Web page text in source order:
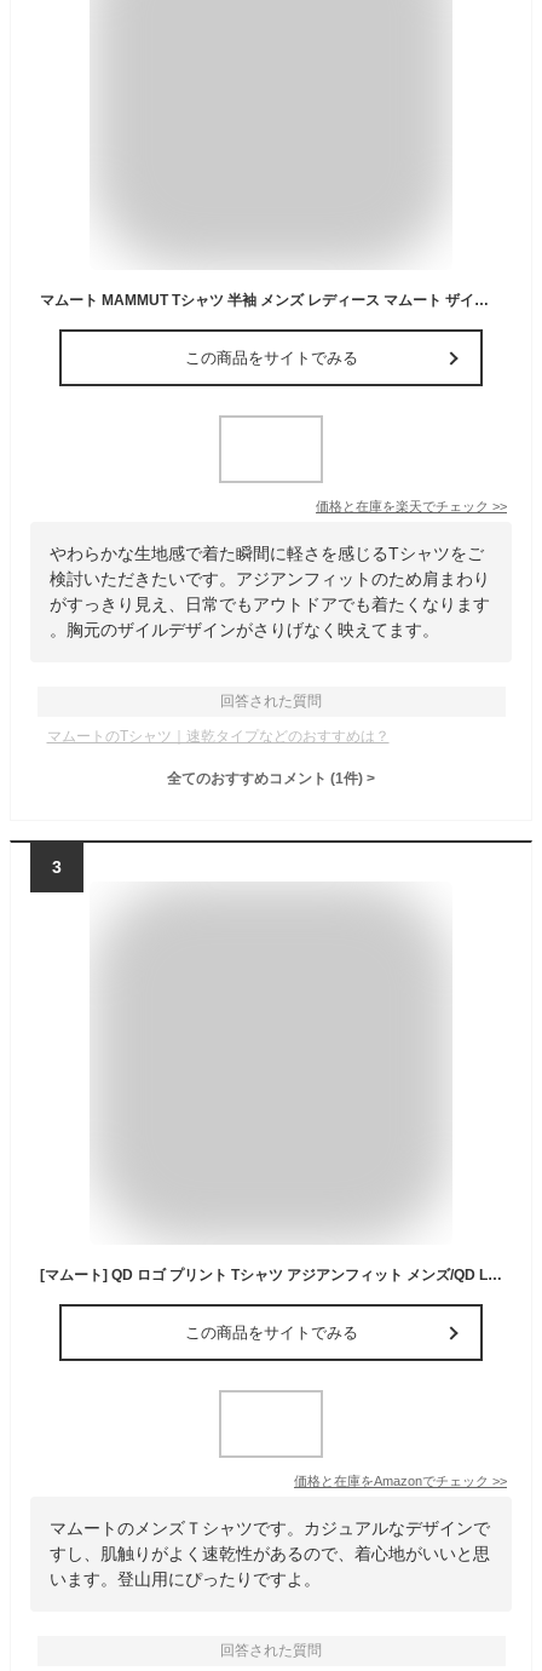
マムート MAMMUT Tシャツ 半袖 メンズ レディース マムート ザイル Tシャツ アジアンフィット Mammut Seile T-Shirt AF 1017-07680-40285 【国内正規品】
この商品をサイトでみる
価格と在庫を楽天でチェック >>
やわらかな生地感で着た瞬間に軽さを感じるTシャツをご
検討いただきたいです。アジアンフィットのため肩まわり
がすっきり見え、日常でもアウトドアでも着たくなります
。胸元のザイルデザインがさりげなく映えてます。
回答された質問
マムートのTシャツ｜速乾タイプなどのおすすめは？
全てのおすすめコメント (1件) >
3
[マムート] QD ロゴ プリント Tシャツ アジアンフィット メンズ/QD Logo Print T-Shirt AF Men 1017-02012 black PRT1
この商品をサイトでみる
価格と在庫をAmazonでチェック >>
マムートのメンズＴシャツです。カジュアルなデザインで
すし、肌触りがよく速乾性があるので、着心地がいいと思
います。登山用にぴったりですよ。
回答された質問